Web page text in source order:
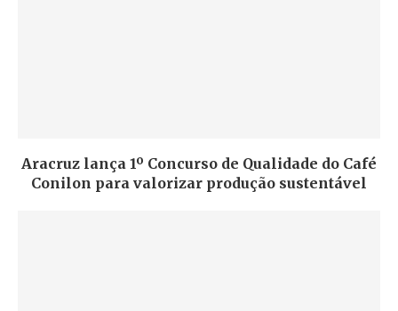
Aracruz lança 1º Concurso de Qualidade do Café
Conilon para valorizar produção sustentável